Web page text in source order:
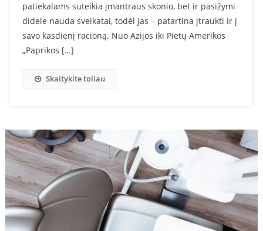
patiekalams suteikia įmantraus skonio, bet ir pasižymi
didele nauda sveikatai, todėl jas – patartina įtraukti ir į
savo kasdienį racioną. Nuo Azijos iki Pietų Amerikos
„Paprikos […]
Skaitykite toliau